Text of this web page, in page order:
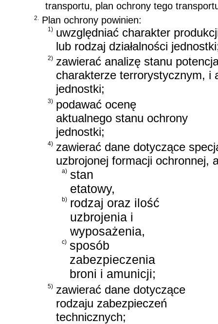
transportu, plan ochrony tego
2. Plan ochrony powinien:
1) uwzględniać charakter
lub rodzaj działalności
2) zawierać analizę stanu
charakterze terrorystycznym, i
jednostki;
3) podawać ocenę
aktualnego stanu ochrony
jednostki;
4) zawierać dane dotyczące
uzbrojonej formacji ochronnej,
a) stan
etatowy,
b) rodzaj oraz ilość
uzbrojenia i
wyposażenia,
c) sposób
zabezpieczenia
broni i amunicji;
5) zawierać dane dotyczące
rodzaju zabezpieczeń
technicznych;